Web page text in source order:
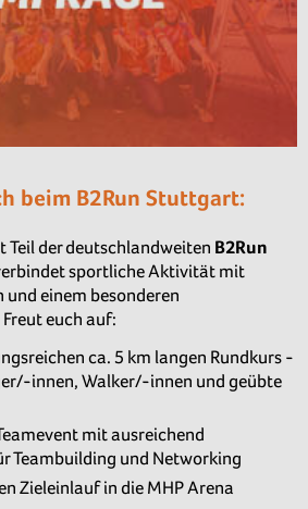
beim B2Run Stuttgart:
Teil der deutschlandweiten B2Run
sportliche Aktivität mit
einem besonderen
euch auf:
ca. 5 km langen Rundkurs -
innen, Walker/-innen und geübte
mit ausreichend
Teambuilding und Networking
Zieleinlauf in die MHP Arena